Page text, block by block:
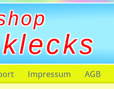
Impressum AGB